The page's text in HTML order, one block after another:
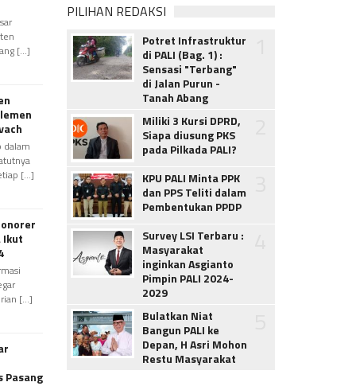
PPLPD 2026, Siapkan Atlet
Tiga Cabang Olahraga
[...]
dalam
[...]
Ikut
[...]
Pasang
PILIHAN REDAKSI
Potret Infrastruktur
di PALI (Bag. 1) :
Sensasi "Terbang"
di Jalan Purun -
Tanah Abang
Miliki 3 Kursi DPRD,
Siapa diusung PKS
pada Pilkada PALI?
KPU PALI Minta PPK
dan PPS Teliti dalam
Pembentukan PPDP
Survey LSI Terbaru :
Masyarakat
inginkan Asgianto
Pimpin PALI 2024-
2029
Bulatkan Niat
Bangun PALI ke
Depan, H Asri Mohon
Restu Masyarakat